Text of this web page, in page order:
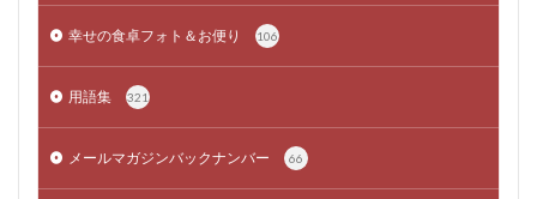
幸せの食卓フォト＆お便り 106
用語集 321
メールマガジンバックナンバー 66